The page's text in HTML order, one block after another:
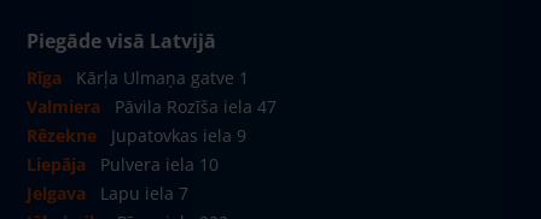
Piegāde visā Latvijā
Rīga
Kārļa Ulmaņa gatve 1
Valmiera
Pāvila Rozīša iela 47
Rēzekne
Jupatovkas iela 9
Liepāja
Pulvera iela 10
Jelgava
Lapu iela 7